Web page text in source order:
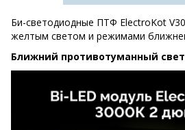
Би-светодиодные ПТФ ElectroKot
желтым светом и режимами
Ближний противотуманный